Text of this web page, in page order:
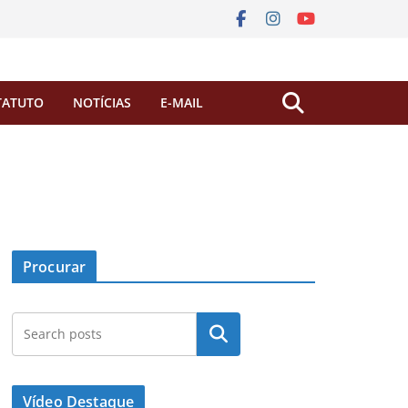
NOTÍCIAS E-MAIL
Procurar
Pesquisar
Vídeo Destaque